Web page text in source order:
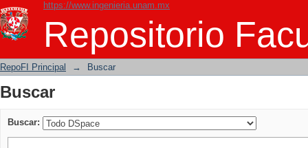
https://www.ingenieria.unam.mx
Repositorio
Buscar
RepoFI Principal → Buscar
Buscar
Buscar: